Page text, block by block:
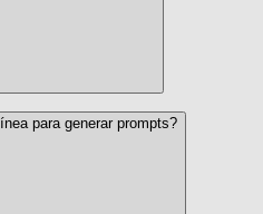
para generar prompts?